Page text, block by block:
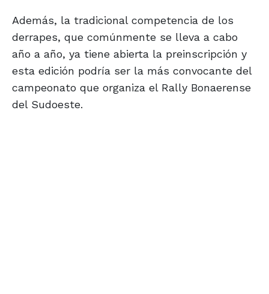
Además, la tradicional competencia de los
derrapes, que comúnmente se lleva a cabo
año a año, ya tiene abierta la preinscripción y
esta edición podría ser la más convocante del
campeonato que organiza el Rally Bonaerense
del Sudoeste.